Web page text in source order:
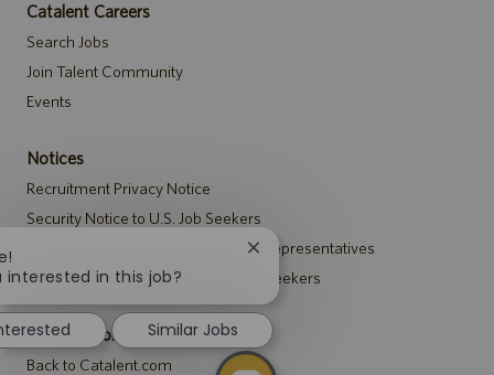
Catalent Careers
Search Jobs
Join Talent Community
Events
Notices
Recruitment Privacy Notice
Security Notice to U.S. Job Seekers
Notice to Agency and Search Firm Representatives
Accommodations Notice to All Job Seekers
Catalent.com
Back to Catalent.com
interested in this job?
Close
chatbot
notification
Similar Jobs